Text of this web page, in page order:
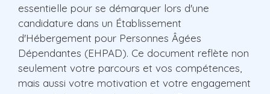
essentielle pour se démarquer lors d'une
candidature dans un Établissement
d'Hébergement pour Personnes Âgées
Dépendantes (EHPAD). Ce document reflète non
seulement votre parcours et vos compétences,
mais aussi votre motivation et votre engagement